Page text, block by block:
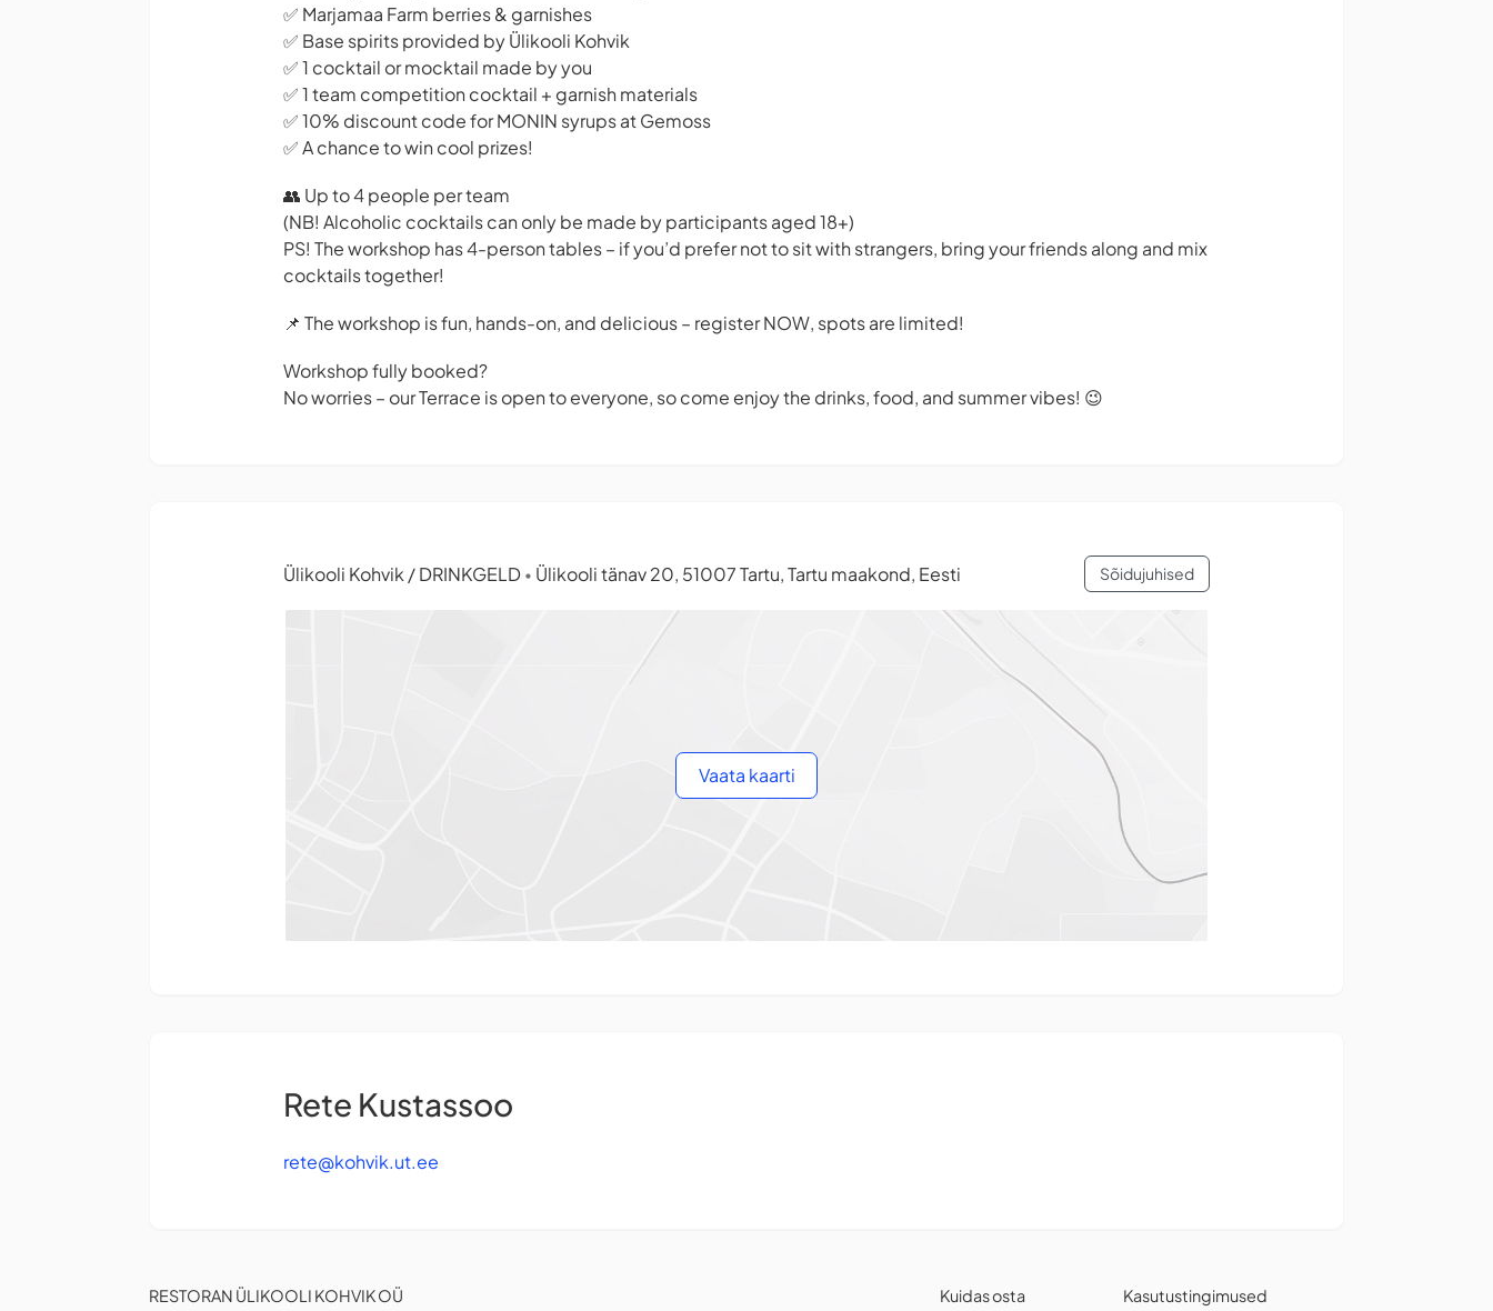
✅ Marjamaa Farm berries & garnishes
✅ Base spirits provided by Ülikooli Kohvik
✅ 1 cocktail or mocktail made by you
✅ 1 team competition cocktail + garnish materials
✅ 10% discount code for MONIN syrups at Gemoss
✅ A chance to win cool prizes!
👥 Up to 4 people per team
(NB! Alcoholic cocktails can only be made by participants aged 18+)
PS! The workshop has 4-person tables – if you’d prefer not to sit with strangers, bring your friends along and mix
cocktails together!
📌 The workshop is fun, hands-on, and delicious – register NOW, spots are limited!
Workshop fully booked?
No worries – our Terrace is open to everyone, so come enjoy the drinks, food, and summer vibes! 😉
Ülikooli Kohvik / DRINKGELD • Ülikooli tänav 20, 51007 Tartu, Tartu maakond, Eesti Sõidujuhised
Vaata kaarti
Rete Kustassoo
rete@kohvik.ut.ee
RESTORAN ÜLIKOOLI KOHVIK OÜ Kuidas osta Kasutustingimused